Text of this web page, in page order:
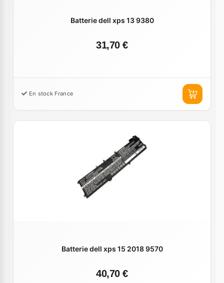
Batterie dell xps 13 9380
31,70 €
En stock France
Batterie dell xps 15 2018 9570
40,70 €